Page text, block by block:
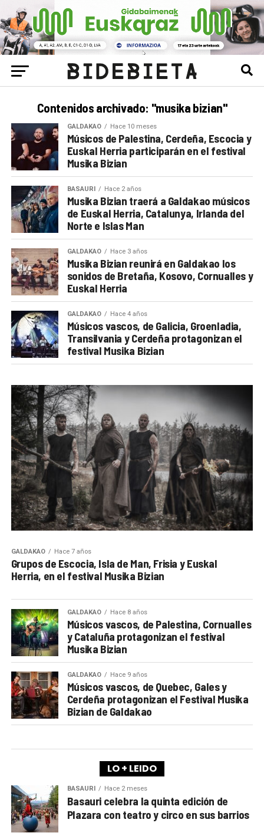
Contenidos archivado: "musika bizian"
GALDAKAO Hace 10 meses
Músicos de Palestina, Cerdeña, Escocia y
Euskal Herria participarán en el festival
Musika Bizian
BASAURI Hace 2 años
Musika Bizian traerá a Galdakao músicos
de Euskal Herria, Catalunya, Irlanda del
Norte e Islas Man
GALDAKAO Hace 3 años
Musika Bizian reunirá en Galdakao los
sonidos de Bretaña, Kosovo, Cornualles y
Euskal Herria
GALDAKAO Hace 4 años
Músicos vascos, de Galicia, Groenladia,
Transilvania y Cerdeña protagonizan el
festival Musika Bizian
GALDAKAO Hace 7 años
Grupos de Escocia, Isla de Man, Frisia y Euskal
Herria, en el festival Musika Bizian
GALDAKAO Hace 8 años
Músicos vascos, de Palestina, Cornualles
y Cataluña protagonizan el festival
Musika Bizian
GALDAKAO Hace 9 años
Músicos vascos, de Quebec, Gales y
Cerdeña protagonizan el Festival Musika
Bizian de Galdakao
LO + LEIDO
BASAURI Hace 2 meses
Basauri celebra la quinta edición de
Plazara con teatro y circo en sus barrios